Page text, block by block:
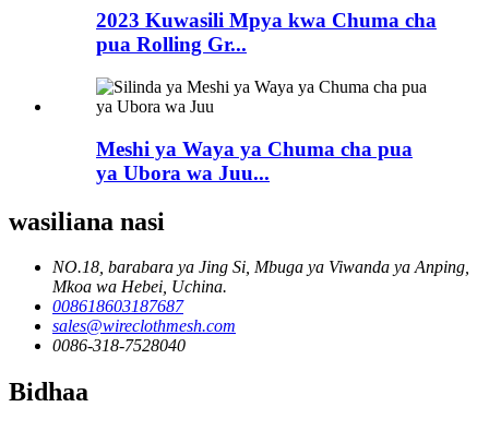
2023 Kuwasili Mpya kwa Chuma cha
pua Rolling Gr...
Meshi ya Waya ya Chuma cha pua
ya Ubora wa Juu...
wasiliana nasi
NO.18, barabara ya Jing Si, Mbuga ya Viwanda ya Anping,
Mkoa wa Hebei, Uchina.
008618603187687
sales@wireclothmesh.com
0086-318-7528040
Bidhaa